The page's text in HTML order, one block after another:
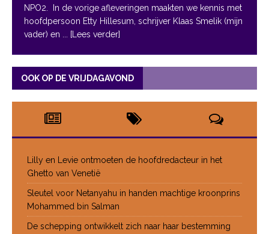
NPO2. In de vorige afleveringen maakten we kennis met
hoofdpersoon Etty Hillesum, schrijver Klaas Smelik (mijn
vader) en
... [Lees verder]
OOK OP DE VRIJDAGAVOND
Lilly en Levie ontmoeten de hoofdredacteur in het
Ghetto van Venetië
Sleutel voor Netanyahu in handen machtige kroonprins
Mohammed bin Salman
De schepping ontwikkelt zich naar haar bestemming